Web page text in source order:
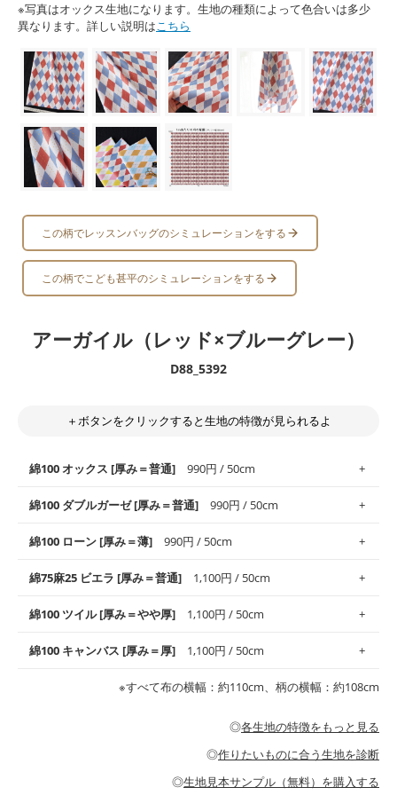
※写真はオックス生地になります。生地の種類によって色合いは多少
異なります。詳しい説明はこちら
この柄でレッスンバッグのシミュレーションをする
この柄でこども甚平のシミュレーションをする
アーガイル（レッド×ブルーグレー）
D88_5392
＋ボタンをクリックすると生地の特徴が見られるよ
綿100 オックス [厚み＝普通] 990円 / 50cm
使いやすさNo.1！しなやかさと適度な張りを併せ持ち、通気性の
高さがオックス生地の特徴です。当サイトのオックス生地は、
般にお使いいただけます。
※レッスンバッグ、上履き袋などの通園通学グッズにはツイル生
・布団カバーなどの寝具、カーテン
綿100 ダブルガーゼ [厚み＝普通] 990円 / 50cm
柔らかくふんわりとした肌触りが特徴です。ベビー用品やハンカ
チなど直接肌に触れるアイテムに最適です。高い吸湿性・通気性
す。
・スタイ、おくるみなどのベビーグッズ
・ブラウス、チュニック、ワンピースなどの洋服
・パジャマなどの寝具
綿100 ローン [厚み＝薄] 990円 / 50cm
上質で薄手の平織りの生地です。軽やかさとなめらかな手触りの
良さが魅力。透け感があるので、涼しげなトップスなどに最適で
・ブラウス、シャツ、チュニックなどのトップス
綿75麻25 ビエラ [厚み＝普通] 1,100円 / 50cm
コットン75％リネン25％の当店のビエラ生地は、オックス生地よ
りもふんわりとした柔らかい質感と適度な落ち感を感じられるの
綿100 ツイル [厚み＝やや厚] 1,100円 / 50cm
綾織りの生地です。しっかりとした張りと厚みがありながらも柔
らかいのが特徴です。生地の厚みは中厚手です。1枚でも透け感
・カーテン、エプロン、テーブルクロスなどの暮らしのアイテム
・パンツ、タックスカートなどのボトムス
綿100 キャンバス [厚み＝厚] 1,100円 / 50cm
耐久性があります。トートバッグ・ポーチ・ペンケースなどの布
小物、インテリア用品に向いています。
※すべて布の横幅：約110cm、柄の横幅：約108cm
◎各生地の特徴をもっと見る
◎作りたいものに合う生地を診断
◎生地見本サンプル（無料）を購入する